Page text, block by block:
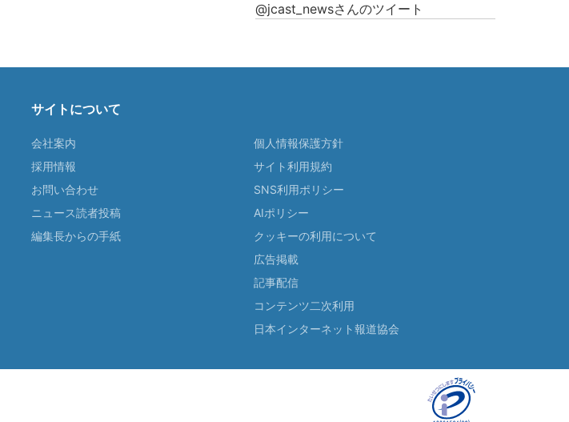
@jcast_newsさんのツイート
サイトについて
会社案内
採用情報
お問い合わせ
ニュース読者投稿
編集長からの手紙
個人情報保護方針
サイト利用規約
SNS利用ポリシー
AIポリシー
クッキーの利用について
広告掲載
記事配信
コンテンツ二次利用
日本インターネット報道協会